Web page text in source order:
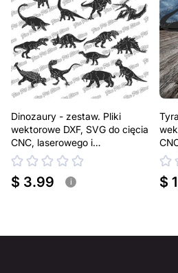
Dinozaury - zestaw. Pliki
wektorowe DXF, SVG do cięcia
CNC, laserowego i
plazmowego
$ 3.99 i $